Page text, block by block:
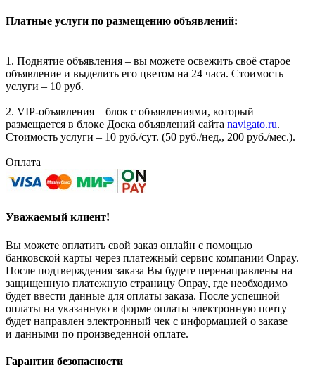
Платные услуги по размещению объявлений:
1. Поднятие объявления – вы можете освежить своё старое
объявление и выделить его цветом на 24 часа. Стоимость
услуги – 10 руб.
2. VIP-объявления – блок с объявлениями, который
размещается в блоке Доска объявлений сайта navigato.ru.
Стоимость услуги – 10 руб./сут. (50 руб./нед., 200 руб./мес.).
Оплата
Уважаемый клиент!
Вы можете оплатить свой заказ онлайн с помощью
банковской карты через платежный сервис компании Onpay.
После подтверждения заказа Вы будете перенаправлены на
защищенную платежную страницу Onpay, где необходимо
будет ввести данные для оплаты заказа. После успешной
оплаты на указанную в форме оплаты электронную почту
будет направлен электронный чек с информацией о заказе
и данными по произведенной оплате.
Гарантии безопасности